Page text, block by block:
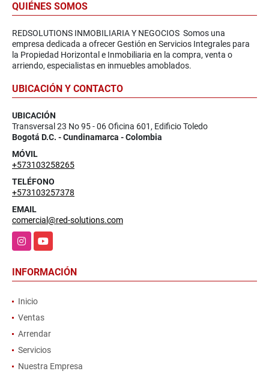
QUIÉNES SOMOS
REDSOLUTIONS INMOBILIARIA Y NEGOCIOS Somos una
empresa dedicada a ofrecer Gestión en Servicios Integrales para
la Propiedad Horizontal e Inmobiliaria en la compra, venta o
arriendo, especialistas en inmuebles amoblados.
UBICACIÓN Y CONTACTO
UBICACIÓN
Transversal 23 No 95 - 06 Oficina 601, Edificio Toledo
Bogotá D.C. - Cundinamarca - Colombia
MÓVIL
+573103258265
TELÉFONO
+573103257378
EMAIL
comercial@red-solutions.com
InstagramYouTube
INFORMACIÓN
Inicio
Ventas
Arrendar
Servicios
Nuestra Empresa